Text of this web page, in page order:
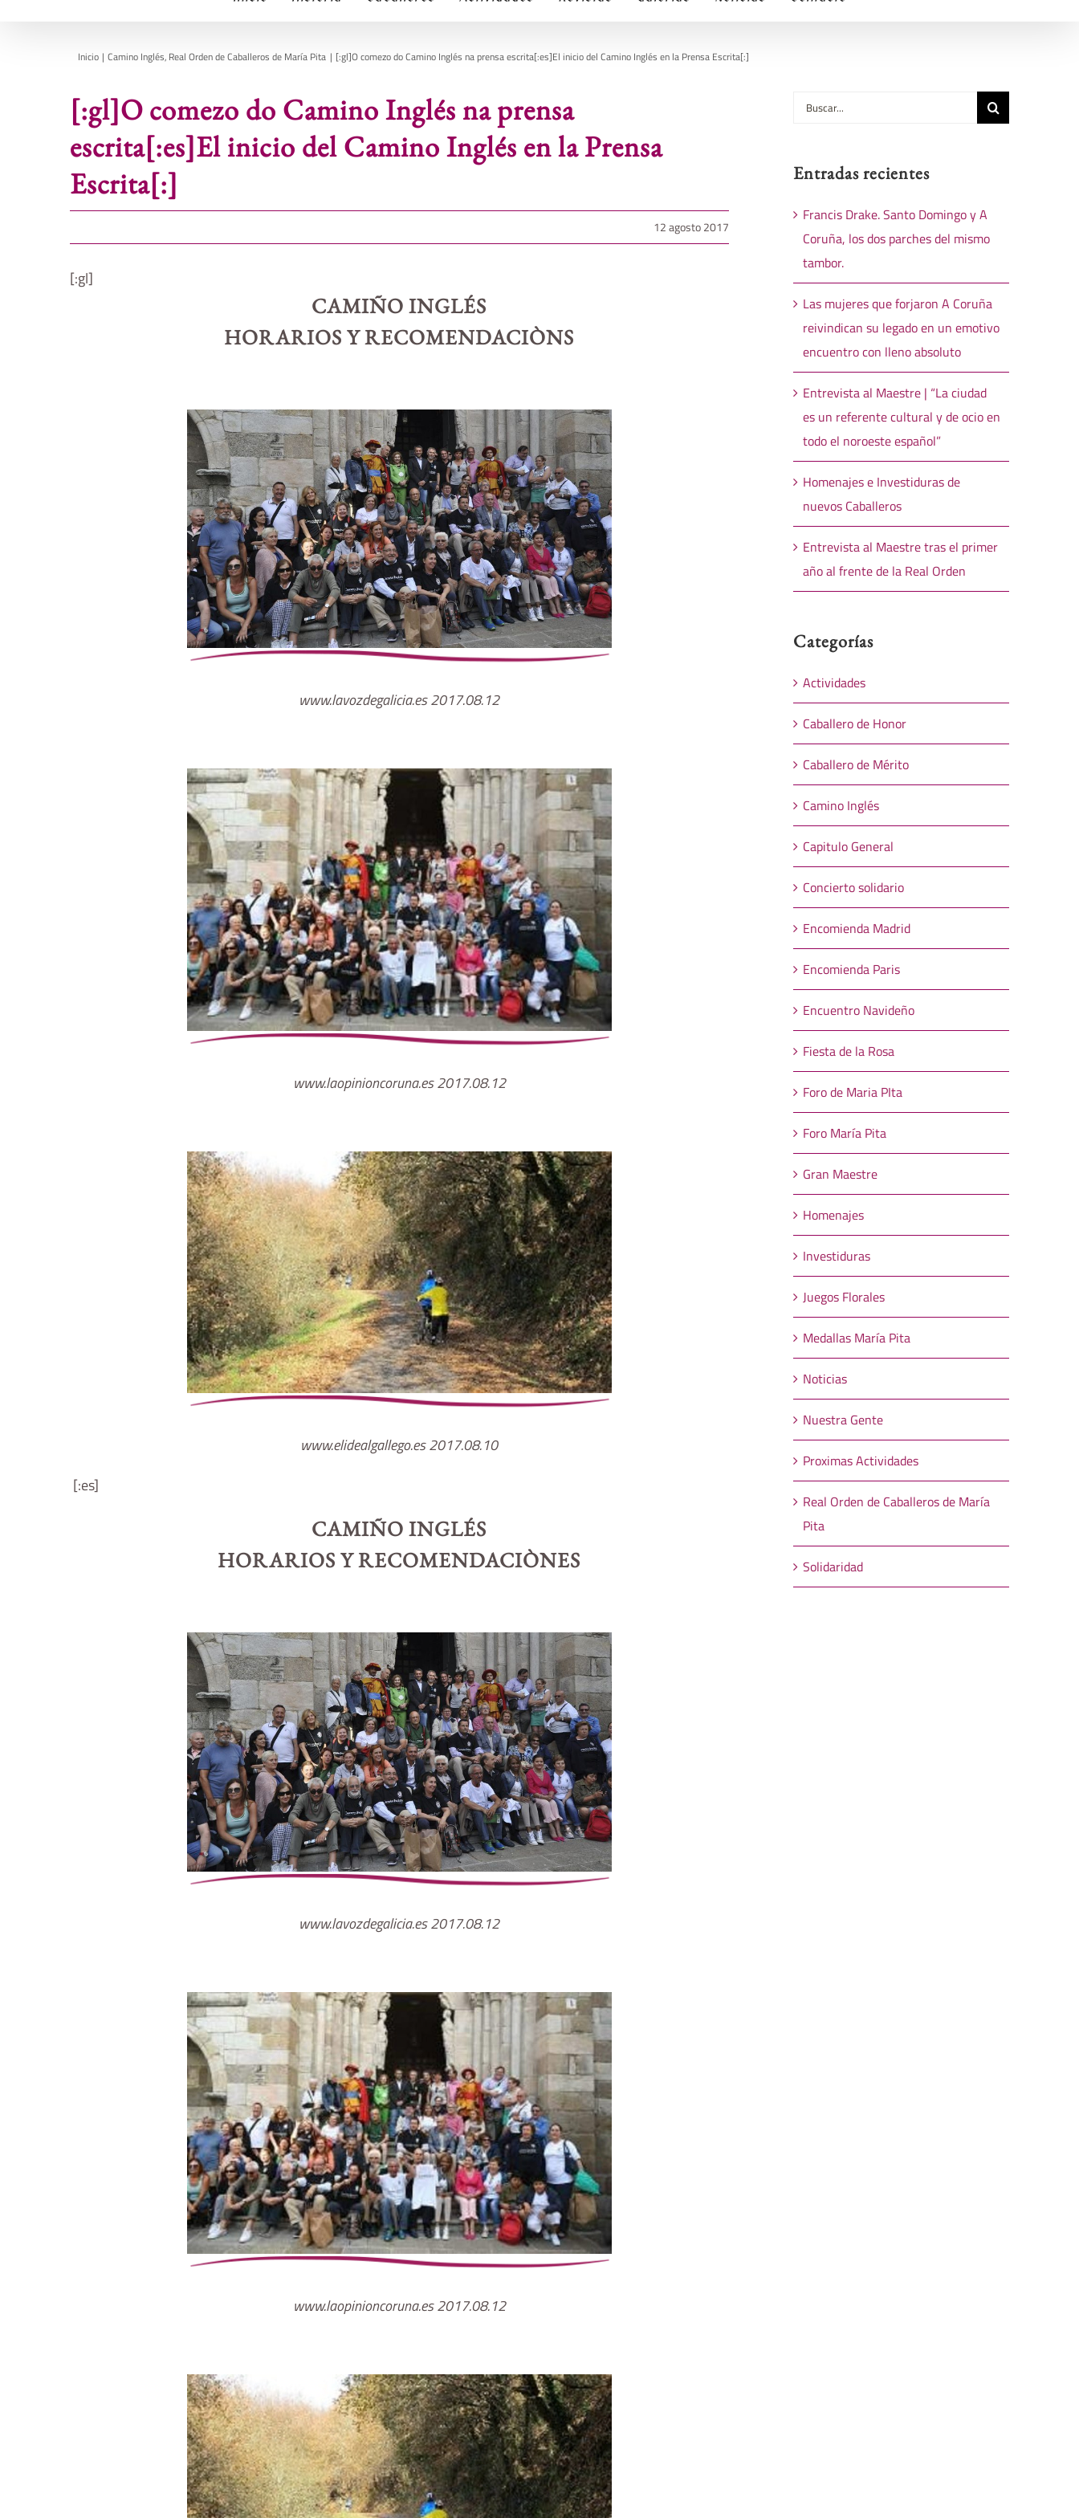
Inicio Camino Inglés Real Orden de Caballeros de María Pita [:gl]O comezo do Camino Inglés na prensa escrita[:es]El inicio del Camino Inglés en la Prensa Escrita[:]
[:gl]O comezo do Camino Inglés na prensa
escrita[:es]El inicio del Camino Inglés en la Prensa
Escrita[:]
12 agosto 2017
[:gl]
CAMIÑO INGLÉS
HORARIOS Y RECOMENDACIÒNS
www.lavozdegalicia.es 2017.08.12
www.laopinioncoruna.es 2017.08.12
www.elidealgallego.es 2017.08.10
[:es]
CAMIÑO INGLÉS
HORARIOS Y RECOMENDACIÒNES
www.lavozdegalicia.es 2017.08.12
www.laopinioncoruna.es 2017.08.12
Buscar:
Entradas recientes
Francis Drake. Santo Domingo y A
Coruña, los dos parches del mismo
tambor.
Las mujeres que forjaron A Coruña
reivindican su legado en un emotivo
encuentro con lleno absoluto
Entrevista al Maestre | “La ciudad
es un referente cultural y de ocio en
todo el noroeste español”
Homenajes e Investiduras de
nuevos Caballeros
Entrevista al Maestre tras el primer
año al frente de la Real Orden
Categorías
Actividades
Caballero de Honor
Caballero de Mérito
Camino Inglés
Capitulo General
Concierto solidario
Encomienda Madrid
Encomienda Paris
Encuentro Navideño
Fiesta de la Rosa
Foro de Maria PIta
Foro María Pita
Gran Maestre
Homenajes
Investiduras
Juegos Florales
Medallas María Pita
Noticias
Nuestra Gente
Proximas Actividades
Real Orden de Caballeros de María
Pita
Solidaridad